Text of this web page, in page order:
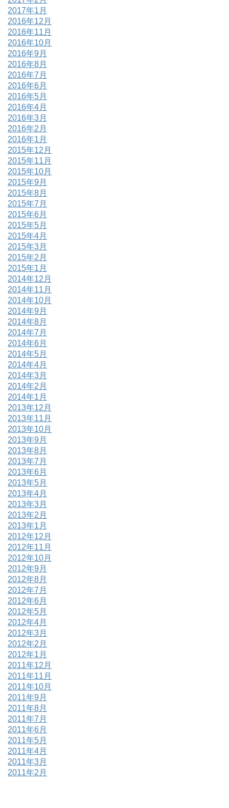
2017年1月
2016年12月
2016年11月
2016年10月
2016年9月
2016年8月
2016年7月
2016年6月
2016年5月
2016年4月
2016年3月
2016年2月
2016年1月
2015年12月
2015年11月
2015年10月
2015年9月
2015年8月
2015年7月
2015年6月
2015年5月
2015年4月
2015年3月
2015年2月
2015年1月
2014年12月
2014年11月
2014年10月
2014年9月
2014年8月
2014年7月
2014年6月
2014年5月
2014年4月
2014年3月
2014年2月
2014年1月
2013年12月
2013年11月
2013年10月
2013年9月
2013年8月
2013年7月
2013年6月
2013年5月
2013年4月
2013年3月
2013年2月
2013年1月
2012年12月
2012年11月
2012年10月
2012年9月
2012年8月
2012年7月
2012年6月
2012年5月
2012年4月
2012年3月
2012年2月
2012年1月
2011年12月
2011年11月
2011年10月
2011年9月
2011年8月
2011年7月
2011年6月
2011年5月
2011年4月
2011年3月
2011年2月